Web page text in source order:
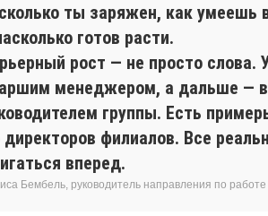
ты заряжен, как умеешь
готов расти.
рост — не просто
менеджером, а дальше —
группы. Есть
филиалов. Все
вперед.
Бембель, руководитель направления по